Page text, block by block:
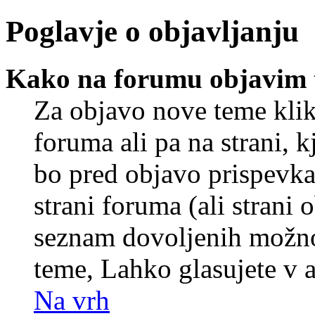
Poglavje o objavljanju
Kako na forumu objavim
Za objavo nove teme
foruma ali pa na strani,
bo pred objavo
strani foruma (ali strani
seznam dovoljenih
teme, Lahko glasujete v
Na vrh